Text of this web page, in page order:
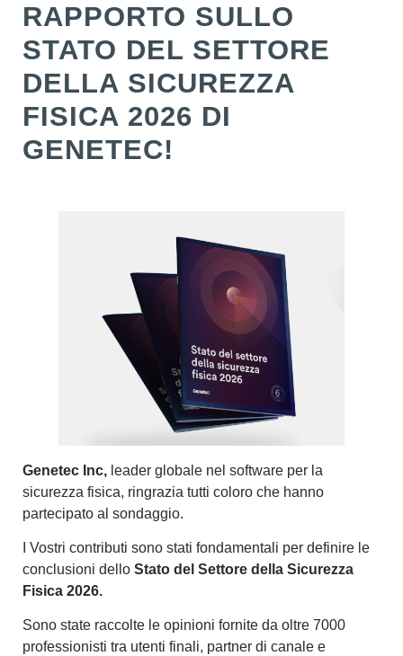
RAPPORTO SULLO
STATO DEL SETTORE
DELLA SICUREZZA
FISICA 2026 DI
GENETEC!
Genetec Inc, leader globale nel software per la
sicurezza fisica, ringrazia tutti coloro che hanno
partecipato al sondaggio.
I Vostri contributi sono stati fondamentali per definire le
conclusioni dello Stato del Settore della Sicurezza
Fisica 2026.
Sono state raccolte le opinioni fornite da oltre 7000
professionisti tra utenti finali, partner di canale e